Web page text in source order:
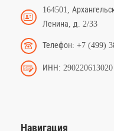
164501,
Ленина, д. 2/33
Телефон: +7 (499)
ИНН:
Навигация